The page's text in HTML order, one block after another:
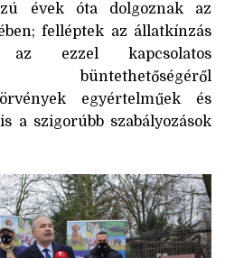
évek óta dolgoznak az
felléptek az állatkínzás
ezzel kapcsolatos
büntethetőségéről
egyértelműek és
a szigorúbb szabályozások